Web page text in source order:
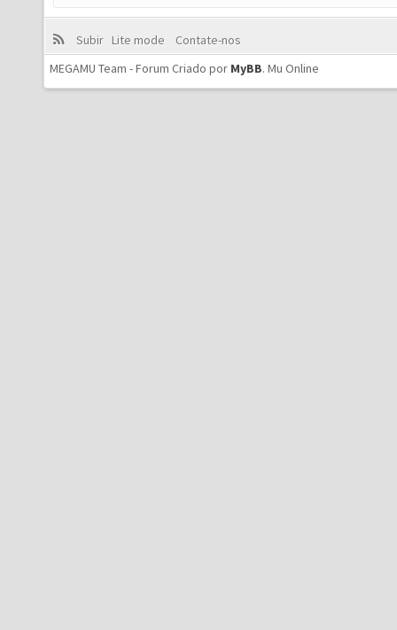
Subir Lite mode
Contate-nos
MEGAMU Team - Forum Criado por MyBB. Mu Online